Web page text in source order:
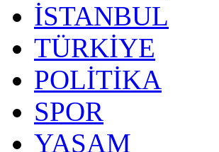
İSTANBUL
TÜRKİYE
POLİTİKA
SPOR
YAŞAM